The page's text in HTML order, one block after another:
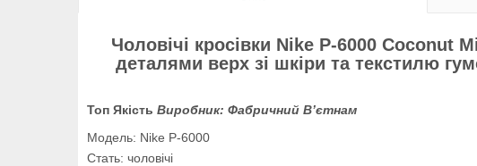
Чоловічі кросівки Nike P-6000 Coconut
деталями верх зі шкіри та текстилю
Топ Якість Виробник: Фабричний В’єтнам
Модель: Nike P-6000
Стать: чоловічі